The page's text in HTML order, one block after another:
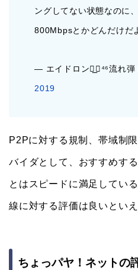
ングしてない状態なのに
800Mbpsとかどんだけだ
— エイドロン◢͟￨⁴⁶流れ弾
2019
P2Pに対する規制、帯域制
バイダとして、おすすめす
とはスピードに満足してい
線に対する評価は良いといえ
ちょっパヤ！ネットの